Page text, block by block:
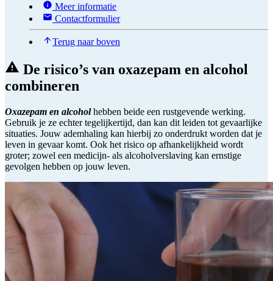
Meer informatie
Contactformulier
Terug naar boven
De risico’s van oxazepam en alcohol
combineren
Oxazepam en alcohol hebben beide een rustgevende werking.
Gebruik je ze echter tegelijkertijd, dan kan dit leiden tot gevaarlijke
situaties. Jouw ademhaling kan hierbij zo onderdrukt worden dat je
leven in gevaar komt. Ook het risico op afhankelijkheid wordt
groter; zowel een medicijn- als alcoholverslaving kan ernstige
gevolgen hebben op jouw leven.